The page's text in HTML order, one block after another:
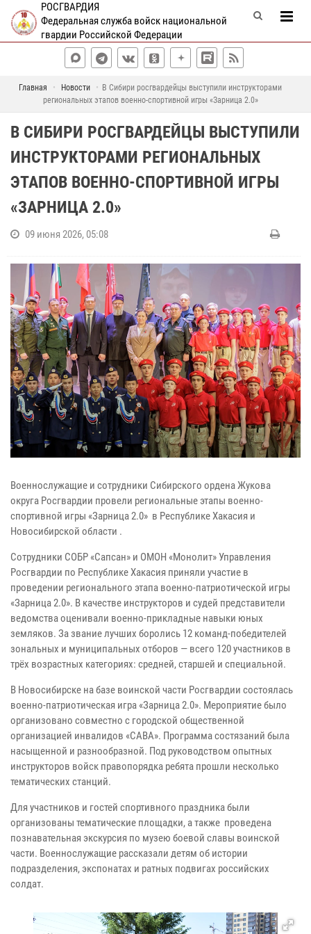
РОСГВАРДИЯ
Федеральная служба войск национальной
гвардии Российской Федерации
Главная Новости
В Сибири росгвардейцы выступили инструкторами
региональных этапов военно-спортивной игры «Зарница 2.0»
В СИБИРИ РОСГВАРДЕЙЦЫ ВЫСТУПИЛИ
ИНСТРУКТОРАМИ РЕГИОНАЛЬНЫХ
ЭТАПОВ ВОЕННО-СПОРТИВНОЙ ИГРЫ
«ЗАРНИЦА 2.0»
09 июня 2026, 05:08
Военнослужащие и сотрудники Сибирского ордена Жукова
округа Росгвардии провели региональные этапы военно-
спортивной игры «Зарница 2.0» в Республике Хакасия и
Новосибирской области .
Сотрудники СОБР «Сапсан» и ОМОН «Монолит» Управления
Росгвардии по Республике Хакасия приняли участие в
проведении регионального этапа военно-патриотической игры
«Зарница 2.0». В качестве инструкторов и судей представители
ведомства оценивали военно-прикладные навыки юных
земляков. За звание лучших боролись 12 команд-победителей
зональных и муниципальных отборов — всего 120 участников в
трёх возрастных категориях: средней, старшей и специальной.
В Новосибирске на базе воинской части Росгвардии состоялась
военно-патриотическая игра «Зарница 2.0». Мероприятие было
организовано совместно с городской общественной
организацией инвалидов «САВА». Программа состязаний была
насыщенной и разнообразной. Под руководством опытных
инструкторов войск правопорядка ребята прошли несколько
тематических станций.
Для участников и гостей спортивного праздника были
организованы тематические площадки, а также проведена
познавательная экскурсия по музею боевой славы воинской
части. Военнослужащие рассказали детям об истории
подразделения, экспонатах и ратных подвигах российских
солдат.